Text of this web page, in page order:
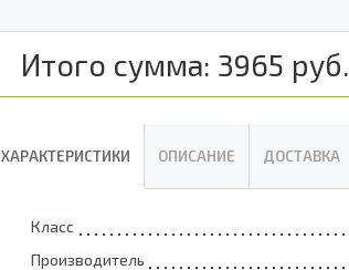
Итого сумма: 3965 руб.
ХАРАКТЕРИСТИКИ ОПИСАНИЕ ДОСТАВКА
Класс
Производитель